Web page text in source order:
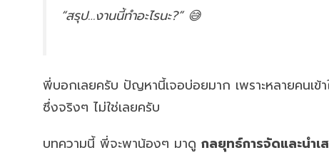
“สรุป…งานนี้ทำอะไรนะ?” 😅
พี่บอกเลยครับ ปัญหานี้เจอบ่อยมาก เพราะหลายคนเข้
ซึ่งจริงๆ ไม่ใช่เลยครับ
บทความนี้ พี่จะพาน้องๆ มาดู กลยุทธ์การจัดและนำ